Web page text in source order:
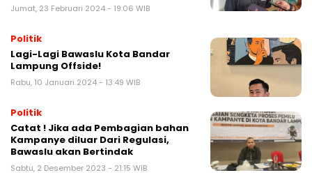
Jumat, 23 Februari 2024 - 19:06 WIB
Politik
Lagi-Lagi Bawaslu Kota Bandar
Lampung Offside!
Rabu, 10 Januari 2024 - 13:49 WIB
Politik
Catat ! Jika ada Pembagian bahan
Kampanye diluar Dari Regulasi,
Bawaslu akan Bertindak
Sabtu, 2 Desember 2023 - 21:15 WIB